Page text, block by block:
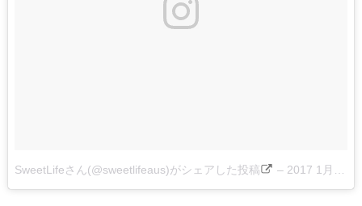
SweetLifeさん(@sweetlifeaus)がシェアした投稿 – 2017 1月 19 11:44午後 PST